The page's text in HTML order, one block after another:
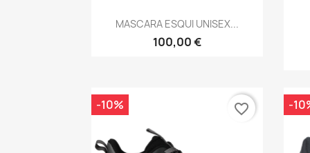
Vista rápida
MASCARA ESQUI UNISEX...
100,00 €
-10% favorite_border -